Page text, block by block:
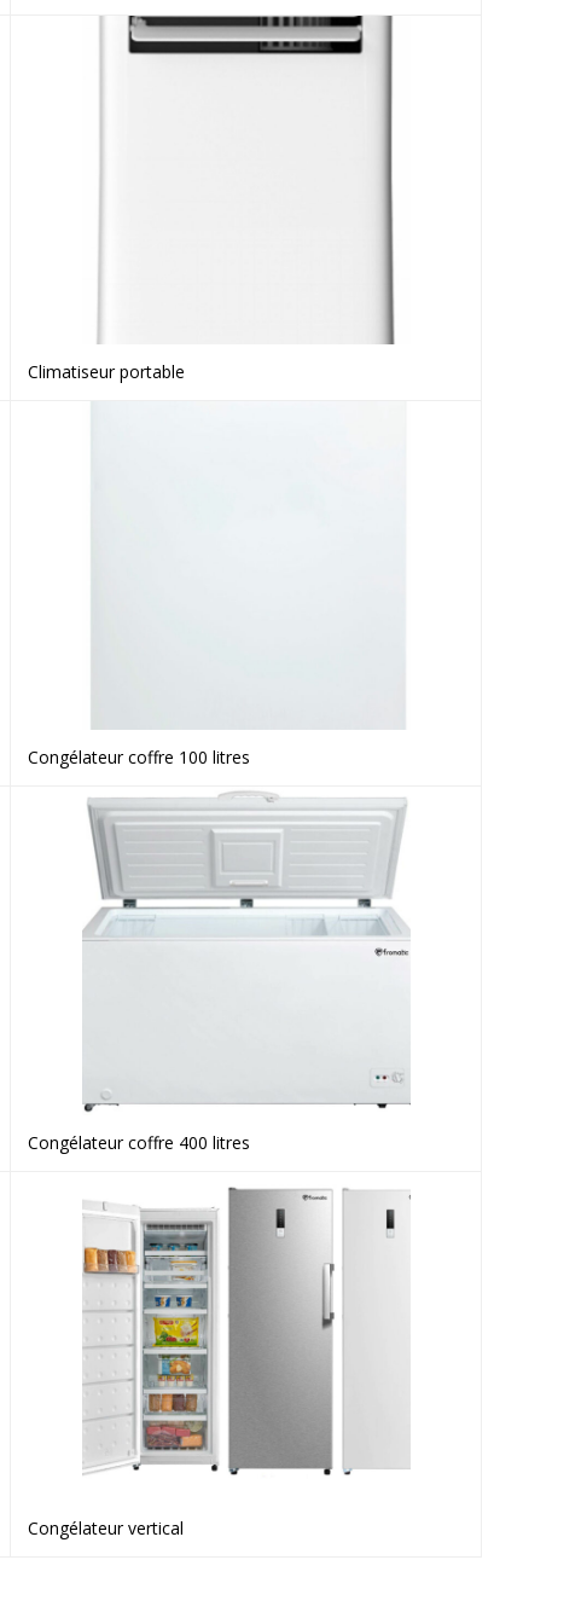
Climatiseur portable
Voir le produit
Congélateur coffre 100 litres
Voir le produit
Congélateur coffre 400 litres
Congélateur vertical